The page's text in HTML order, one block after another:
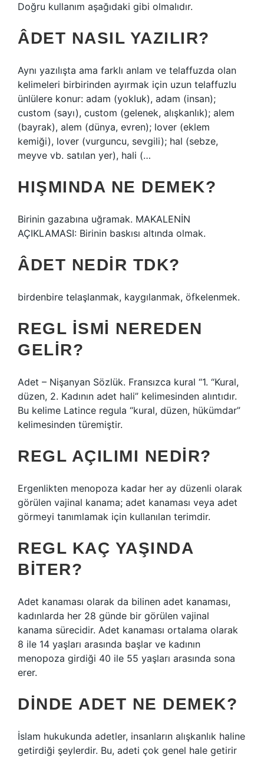
Doğru kullanım aşağıdaki gibi olmalıdır.
ÂDET NASIL YAZILIR?
Aynı yazılışta ama farklı anlam ve telaffuzda olan
kelimeleri birbirinden ayırmak için uzun telaffuzlu
ünlülere konur: adam (yokluk), adam (insan);
custom (sayı), custom (gelenek, alışkanlık); alem
(bayrak), alem (dünya, evren); lover (eklem
kemiği), lover (vurguncu, sevgili); hal (sebze,
meyve vb. satılan yer), hali (…
HIŞMINDA NE DEMEK?
Birinin gazabına uğramak. MAKALENİN
AÇIKLAMASI: Birinin baskısı altında olmak.
ÂDET NEDIR TDK?
birdenbire telaşlanmak, kaygılanmak, öfkelenmek.
REGL ISMI NEREDEN
GELIR?
Adet – Nişanyan Sözlük. Fransızca kural “1. “Kural,
düzen, 2. Kadının adet hali” kelimesinden alıntıdır.
Bu kelime Latince regula “kural, düzen, hükümdar”
kelimesinden türemiştir.
REGL AÇILIMI NEDIR?
Ergenlikten menopoza kadar her ay düzenli olarak
görülen vajinal kanama; adet kanaması veya adet
görmeyi tanımlamak için kullanılan terimdir.
REGL KAÇ YAŞINDA
BITER?
Adet kanaması olarak da bilinen adet kanaması,
kadınlarda her 28 günde bir görülen vajinal
kanama sürecidir. Adet kanaması ortalama olarak
8 ile 14 yaşları arasında başlar ve kadının
menopoza girdiği 40 ile 55 yaşları arasında sona
erer.
DINDE ADET NE DEMEK?
İslam hukukunda adetler, insanların alışkanlık haline
getirdiği şeylerdir. Bu, adeti çok genel hale getirir